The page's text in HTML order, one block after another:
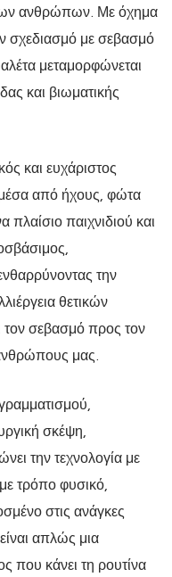
ανθρώπων. Με όχημα
σχεδιασμό με σεβασμό
μεταμορφώνεται
και βιωματικής
και ευχάριστος
από ήχους, φώτα
πλαίσιο παιχνιδιού και
την
θετικών
τον σεβασμό προς τον
μας.
σκέψη,
την τεχνολογία με
τρόπο φυσικό,
στις ανάγκες
απλώς μια
που κάνει τη ρουτίνα